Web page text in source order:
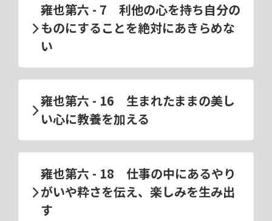
雍也第六 - 7 利他の心を持ち自分の
ものにすることを絶対にあきらめな
い
雍也第六 - 16 生まれたままの美し
い心に教養を加える
雍也第六 - 18 仕事の中にあるやり
がいや粋さを伝え、楽しみを生み出
す